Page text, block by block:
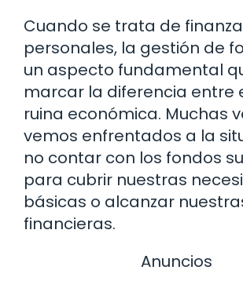
Cuando se trata de
personales, la gestión de
un aspecto fundamental
marcar la diferencia entre
ruina económica. Muchas
vemos enfrentados a la
no contar con los fondos
para cubrir nuestras
básicas o alcanzar
financieras.
Anuncios